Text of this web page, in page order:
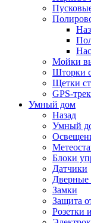
Мойки
Шторки
Щетки
GPS-
Умный дом
Назад
Умный
Блоки
Датчики
Дверные
Замки
Защита
Розетки